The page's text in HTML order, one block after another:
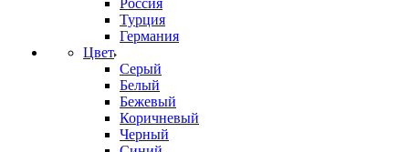
Россия
Турция
Германия
Цвет
Серый
Белый
Бежевый
Коричневый
Черный